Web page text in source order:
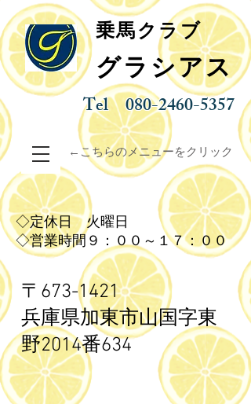
乗馬クラブ
グラシアス
Tel080-2460-5357
◇定休日 火曜日
◇営業時間９：００～１７：００
〒673-1421
兵庫県加東市山国字東
野2014番634
←こちらのメニューをクリック